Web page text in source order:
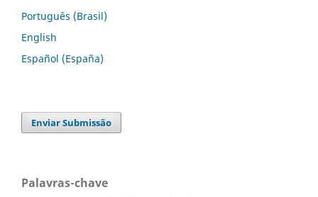
Português (Brasil)
English
Español (España)
Enviar Submissão
Palavras-chave